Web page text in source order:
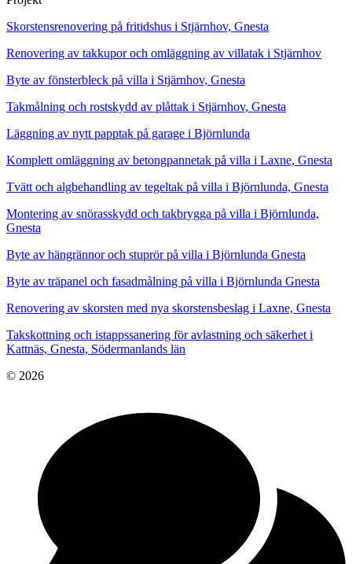
Skorstensrenovering på fritidshus i Stjärnhov, Gnesta
Renovering av takkupor och omläggning av villatak i Stjärnhov
Byte av fönsterbleck på villa i Stjärnhov, Gnesta
Takmålning och rostskydd av plåttak i Stjärnhov, Gnesta
Läggning av nytt papptak på garage i Björnlunda
Komplett omläggning av betongpannetak på villa i Laxne, Gnesta
Tvätt och algbehandling av tegeltak på villa i Björnlunda, Gnesta
Montering av snörasskydd och takbrygga på villa i Björnlunda,
Gnesta
Byte av hängrännor och stuprör på villa i Björnlunda Gnesta
Byte av träpanel och fasadmålning på villa i Björnlunda Gnesta
Renovering av skorsten med nya skorstensbeslag i Laxne, Gnesta
Takskottning och istappssanering för avlastning och säkerhet i
Kattnäs, Gnesta, Södermanlands län
© 2026